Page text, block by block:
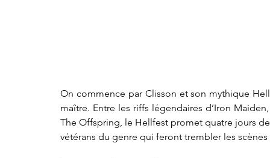
On commence par Clisson et son mythique
maître. Entre les riffs légendaires d’Iron
The Offspring, le Hellfest promet quatre jours
vétérans du genre qui feront trembler les